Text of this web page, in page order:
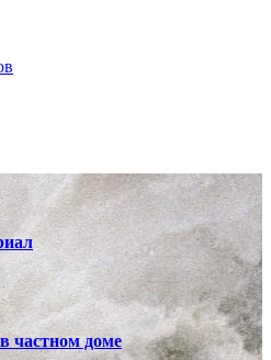
частном доме